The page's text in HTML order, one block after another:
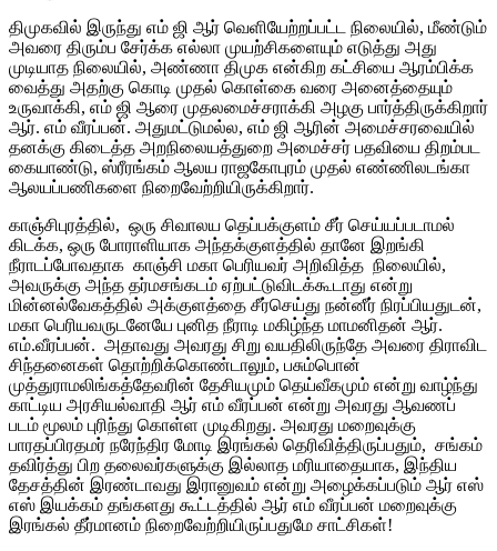
திமுகவில் இருந்து எம் ஜி ஆர் வெளியேற்றப்பட்ட நிலையில், மீண்டும்
அவரை திரும்ப சேர்க்க எல்லா முயற்சிகளையும் எடுத்து அது
முடியாத நிலையில், அண்ணா திமுக என்கிற கட்சியை ஆரம்பிக்க
வைத்து அதற்கு கொடி முதல் கொள்கை வரை அனைத்தையும்
உருவாக்கி, எம் ஜி ஆரை முதலமைச்சராக்கி அழகு பார்த்திருக்கிறார்
ஆர். எம் வீரப்பன். அதுமட்டுமல்ல, எம் ஜி ஆரின் அமைச்சரவையில்
தனக்கு கிடைத்த அறநிலையத்துறை அமைச்சர் பதவியை திறம்பட
கையாண்டு, ஸ்ரீரங்கம் ஆலய ராஜகோபுரம் முதல் எண்ணிலடங்கா
ஆலயப்பணிகளை நிறைவேற்றியிருக்கிறார்.
காஞ்சிபுரத்தில், ஒரு சிவாலய தெப்பக்குளம் சீர் செய்யப்படாமல்
கிடக்க, ஒரு போராளியாக அந்தக்குளத்தில் தானே இறங்கி
நீராடப்போவதாக காஞ்சி மகா பெரியவர் அறிவித்த நிலையில்,
அவருக்கு அந்த தர்மசங்கடம் ஏற்பட்டுவிடக்கூடாது என்று
மின்னல்வேகத்தில் அக்குளத்தை சீர்செய்து நன்னீர் நிரப்பியதுடன்,
மகா பெரியவருடனேயே புனித நீராடி மகிழ்ந்த மாமனிதன் ஆர்.
எம்.வீரப்பன். அதாவது அவரது சிறு வயதிலிருந்தே அவரை திராவிட
சிந்தனைகள் தொற்றிக்கொண்டாலும், பசும்பொன்
முத்துராமலிங்கத்தேவரின் தேசியமும் தெய்வீகமும் என்று வாழ்ந்து
காட்டிய அரசியல்வாதி ஆர் எம் வீரப்பன் என்று அவரது ஆவணப்
படம் மூலம் புரிந்து கொள்ள முடிகிறது. அவரது மறைவுக்கு
பாரதப்பிரதமர் நரேந்திர மோடி இரங்கல் தெரிவித்திருப்பதும், சங்கம்
தவிர்த்து பிற தலைவர்களுக்கு இல்லாத மரியாதையாக, இந்திய
தேசத்தின் இரண்டாவது இரானுவம் என்று அழைக்கப்படும் ஆர் எஸ்
எஸ் இயக்கம் தங்களது கூட்டத்தில் ஆர் எம் வீரப்பன் மறைவுக்கு
இரங்கல் தீர்மானம் நிறைவேற்றியிருப்பதுமே சாட்சிகள்!